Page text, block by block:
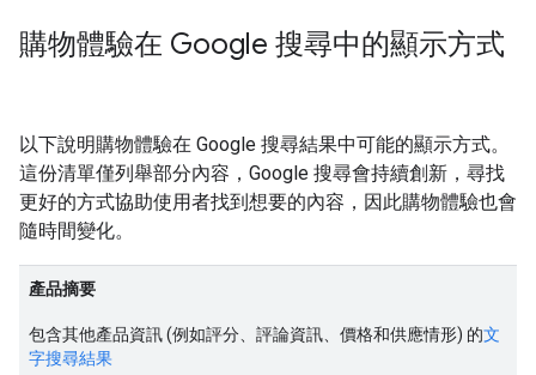
購物體驗在 Google 搜尋中的顯示方式
以下說明購物體驗在 Google 搜尋結果中可能的顯示方式。
這份清單僅列舉部分內容，Google 搜尋會持續創新，尋找
更好的方式協助使用者找到想要的內容，因此購物體驗也會
隨時間變化。
產品摘要
包含其他產品資訊 (例如評分、評論資訊、價格和供應情形) 的文
字搜尋結果